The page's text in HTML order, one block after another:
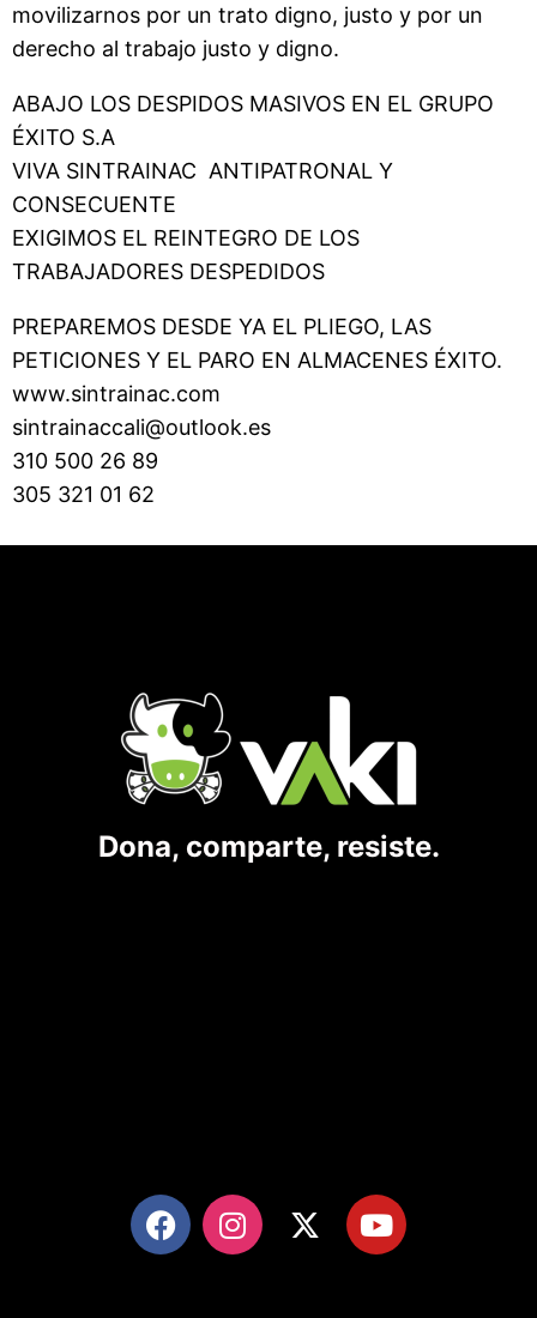
movilizarnos por un trato digno, justo y por un
derecho al trabajo justo y digno.
ABAJO LOS DESPIDOS MASIVOS EN EL GRUPO
ÉXITO S.A
VIVA SINTRAINAC ANTIPATRONAL Y
CONSECUENTE
EXIGIMOS EL REINTEGRO DE LOS
TRABAJADORES DESPEDIDOS
PREPAREMOS DESDE YA EL PLIEGO, LAS
PETICIONES Y EL PARO EN ALMACENES ÉXITO.
www.sintrainac.com
sintrainaccali@outlook.es
310 500 26 89
305 321 01 62
Dona, comparte, resiste.